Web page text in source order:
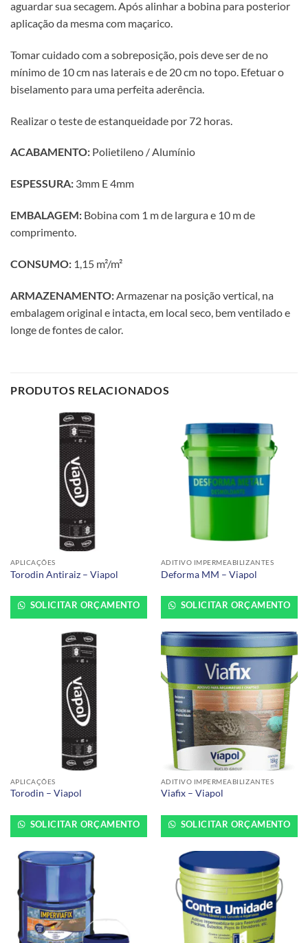
aguardar sua secagem. Após alinhar a bobina para posterior
aplicação da mesma com maçarico.
Tomar cuidado com a sobreposição, pois deve ser de no
mínimo de 10 cm nas laterais e de 20 cm no topo. Efetuar o
biselamento para uma perfeita aderência.
Realizar o teste de estanqueidade por 72 horas.
ACABAMENTO: Polietileno / Alumínio
ESPESSURA: 3mm E 4mm
EMBALAGEM: Bobina com 1 m de largura e 10 m de
comprimento.
CONSUMO: 1,15 m²/m²
ARMAZENAMENTO: Armazenar na posição vertical, na
embalagem original e intacta, em local seco, bem ventilado e
longe de fontes de calor.
PRODUTOS RELACIONADOS
APLICAÇÕES
Torodin Antiraiz – Viapol
SOLICITAR ORÇAMENTO
ADITIVO IMPERMEABILIZANTES
Deforma MM – Viapol
SOLICITAR ORÇAMENTO
APLICAÇÕES
Torodin – Viapol
SOLICITAR ORÇAMENTO
ADITIVO IMPERMEABILIZANTES
Viafix – Viapol
SOLICITAR ORÇAMENTO